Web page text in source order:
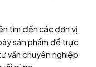
tìm đến các đơn vị
sản phẩm để trực
vấn chuyên nghiệp